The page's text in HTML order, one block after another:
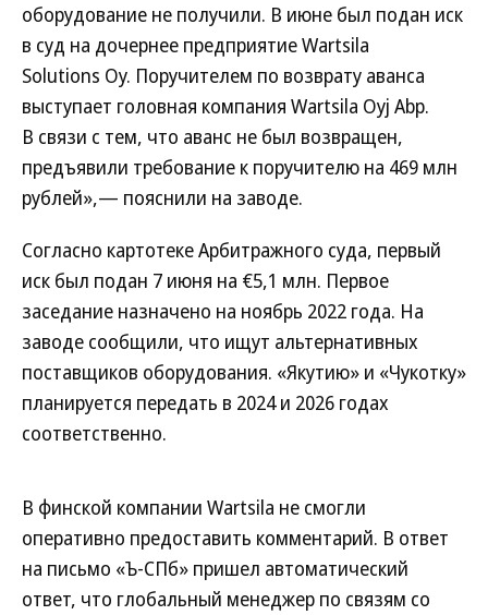
оборудование не получили. В июне был подан иск
в суд на дочернее предприятие Wartsila
Solutions Oy. Поручителем по возврату аванса
выступает головная компания Wartsila Oyj Abp.
В связи с тем, что аванс не был возвращен,
предъявили требование к поручителю на 469 млн
рублей»,— пояснили на заводе.
Согласно картотеке Арбитражного суда, первый
иск был подан 7 июня на €5,1 млн. Первое
заседание назначено на ноябрь 2022 года. На
заводе сообщили, что ищут альтернативных
поставщиков оборудования. «Якутию» и «Чукотку»
планируется передать в 2024 и 2026 годах
соответственно.
В финской компании Wartsila не смогли
оперативно предоставить комментарий. В ответ
на письмо «Ъ-СПб» пришел автоматический
ответ, что глобальный менеджер по связям со